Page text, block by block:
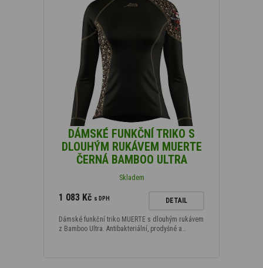
DÁMSKÉ FUNKČNÍ TRIKO S
DLOUHÝM RUKÁVEM MUERTE
ČERNÁ BAMBOO ULTRA
Skladem
1 083 Kč s DPH DETAIL
Dámské funkční triko MUERTE s dlouhým rukávem
z Bamboo Ultra. Antibakteriální, prodyšné a…